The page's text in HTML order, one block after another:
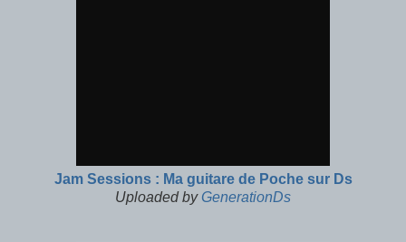
Jam Sessions : Ma guitare de Poche sur Ds
Uploaded byGenerationDs